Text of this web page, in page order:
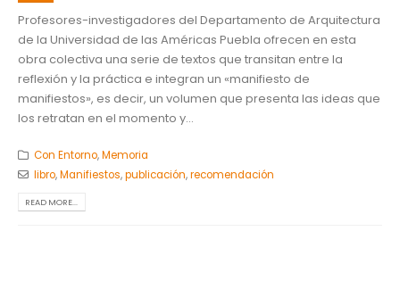
Profesores-investigadores del Departamento de Arquitectura
de la Universidad de las Américas Puebla ofrecen en esta
obra colectiva una serie de textos que transitan entre la
reflexión y la práctica e integran un «manifiesto de
manifiestos», es decir, un volumen que presenta las ideas que
los retratan en el momento y...
Con Entorno,Memoria
libro,Manifiestos,publicación,recomendación
READ MORE...